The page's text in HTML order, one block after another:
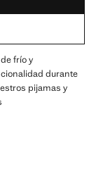
frío y
durante
pijamas y